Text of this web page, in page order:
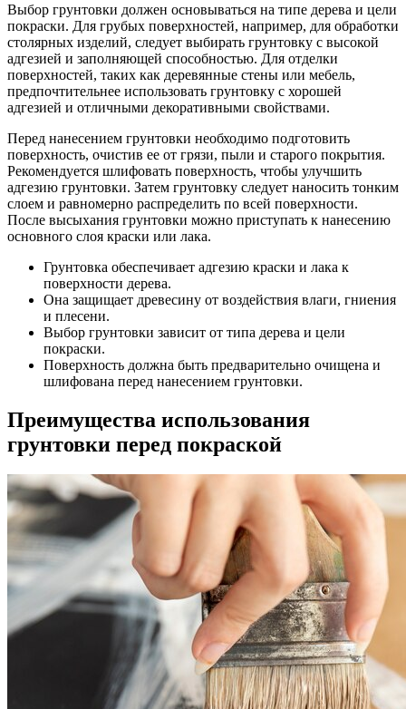
Выбор грунтовки должен основываться на типе дерева и цели
покраски. Для грубых поверхностей, например, для обработки
столярных изделий, следует выбирать грунтовку с высокой
адгезией и заполняющей способностью. Для отделки
поверхностей, таких как деревянные стены или мебель,
предпочтительнее использовать грунтовку с хорошей
адгезией и отличными декоративными свойствами.
Перед нанесением грунтовки необходимо подготовить
поверхность, очистив ее от грязи, пыли и старого покрытия.
Рекомендуется шлифовать поверхность, чтобы улучшить
адгезию грунтовки. Затем грунтовку следует наносить тонким
слоем и равномерно распределить по всей поверхности.
После высыхания грунтовки можно приступать к нанесению
основного слоя краски или лака.
Грунтовка обеспечивает адгезию краски и лака к
поверхности дерева.
Она защищает древесину от воздействия влаги, гниения
и плесени.
Выбор грунтовки зависит от типа дерева и цели
покраски.
Поверхность должна быть предварительно очищена и
шлифована перед нанесением грунтовки.
Преимущества использования
грунтовки перед покраской